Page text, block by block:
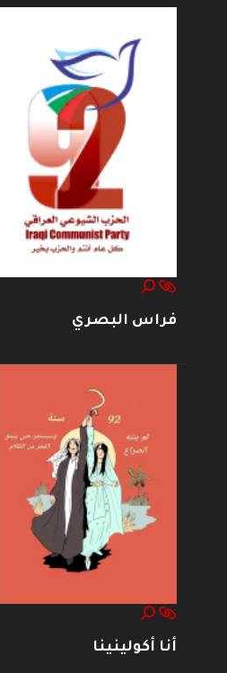
فراس البصري
أنا أكولينينا